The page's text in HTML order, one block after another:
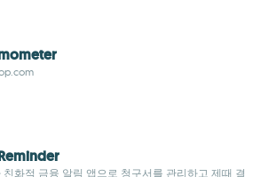
친화적 금융 알림 앱으로 청구서를 관리하고 제때 결